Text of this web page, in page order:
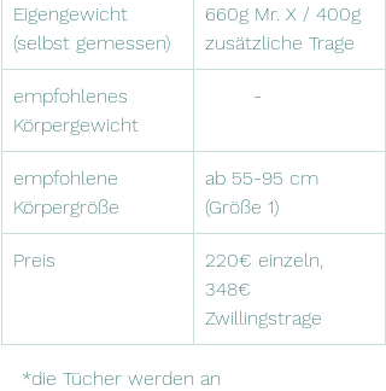
Eigengewicht
(selbst gemessen)
660g Mr. X / 400g
zusätzliche Trage
empfohlenes
Körpergewicht
	-
empfohlene
Körpergröße
ab 55-95 cm
(Größe 1)
Preis
220€ einzeln,
348€
Zwillingstrage
*die Tücher werden an